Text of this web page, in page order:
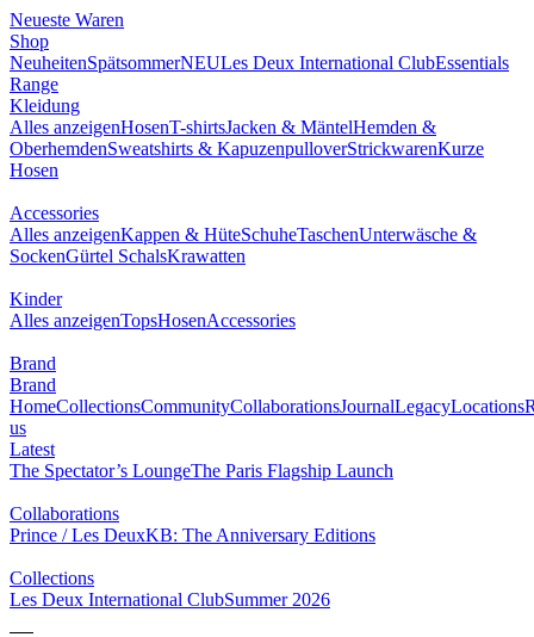
Neueste Waren
Shop
NeuheitenSpätsommer NEU
Les Deux International Club
Essentials Range
Kleidung
Alles anzeigenHosenT-shirtsJacken & MäntelHemden &
OberhemdenSweatshirts & KapuzenpulloverStrickwaren
Kurze Hosen
Alles anzeigen
& SockenGürtelSchalsKrawatten
0